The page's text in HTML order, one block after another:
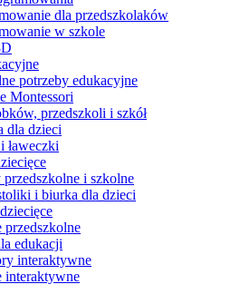
dla przedszkolaków
w szkole
potrzeby edukacyjne
Montessori
przedszkoli i szkół
dla dzieci
ławeczki
przedszkolne i szkolne
i biurka dla dzieci
przedszkolne
edukacji
interaktywne
interaktywne